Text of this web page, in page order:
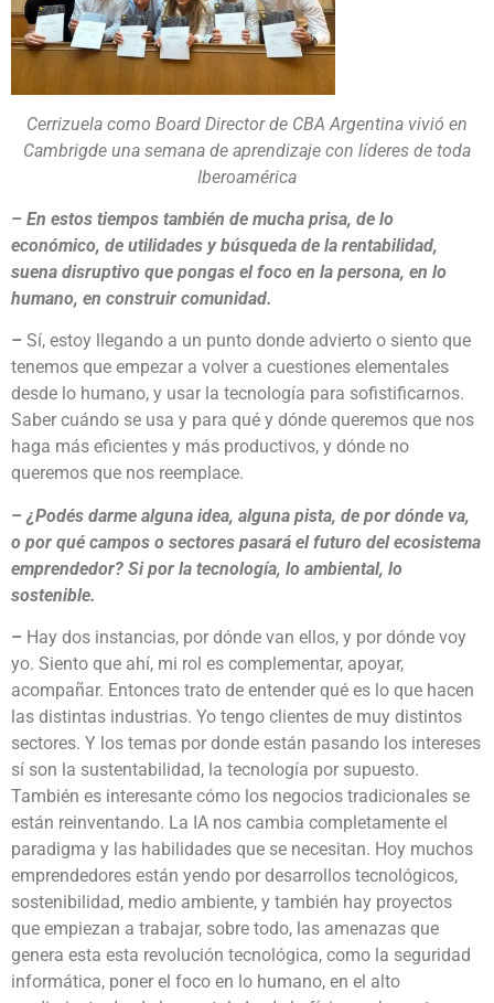
Cerrizuela como Board Director de CBA Argentina vivió en
Cambrigde una semana de aprendizaje con líderes de toda
Iberoamérica
– En estos tiempos también de mucha prisa, de lo
económico, de utilidades y búsqueda de la rentabilidad,
suena disruptivo que pongas el foco en la persona, en lo
humano, en construir comunidad.
– Sí, estoy llegando a un punto donde advierto o siento que
tenemos que empezar a volver a cuestiones elementales
desde lo humano, y usar la tecnología para sofistificarnos.
Saber cuándo se usa y para qué y dónde queremos que nos
haga más eficientes y más productivos, y dónde no
queremos que nos reemplace.
– ¿Podés darme alguna idea, alguna pista, de por dónde va,
o por qué campos o sectores pasará el futuro del ecosistema
emprendedor? Si por la tecnología, lo ambiental, lo
sostenible.
– Hay dos instancias, por dónde van ellos, y por dónde voy
yo. Siento que ahí, mi rol es complementar, apoyar,
acompañar. Entonces trato de entender qué es lo que hacen
las distintas industrias. Yo tengo clientes de muy distintos
sectores. Y los temas por donde están pasando los intereses
sí son la sustentabilidad, la tecnología por supuesto.
También es interesante cómo los negocios tradicionales se
están reinventando. La IA nos cambia completamente el
paradigma y las habilidades que se necesitan. Hoy muchos
emprendedores están yendo por desarrollos tecnológicos,
sostenibilidad, medio ambiente, y también hay proyectos
que empiezan a trabajar, sobre todo, las amenazas que
genera esta esta revolución tecnológica, como la seguridad
informática, poner el foco en lo humano, en el alto